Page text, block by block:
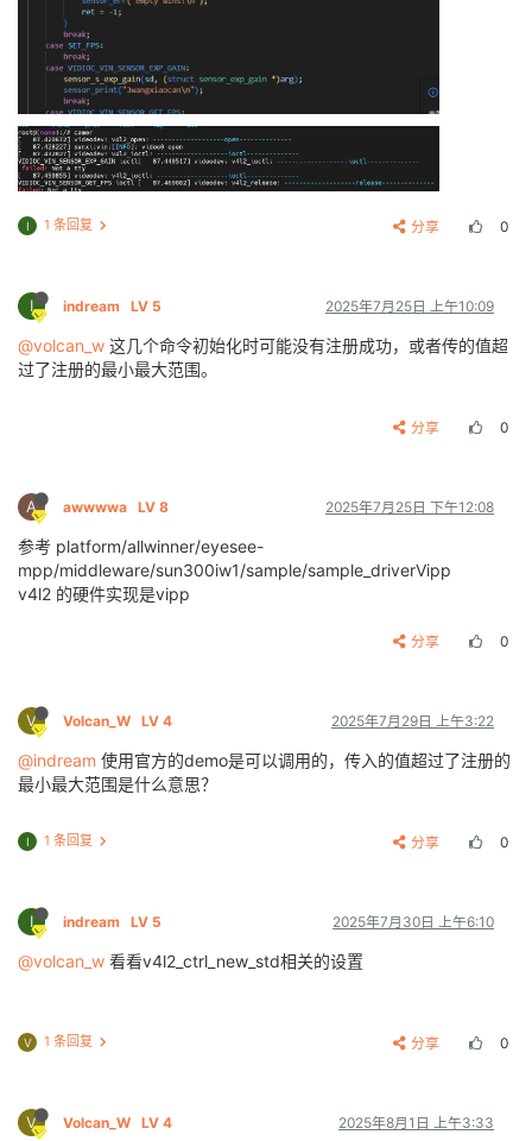
I 1 条回复 分享 0
I indream LV 5 2025年7月25日 上午10:09
@volcan_w 这几个命令初始化时可能没有注册成功，或者传的值超
过了注册的最小最大范围。
分享 0
A awwwwa LV 8 2025年7月25日 下午12:08
参考 platform/allwinner/eyesee-
mpp/middleware/sun300iw1/sample/sample_driverVipp
v4l2 的硬件实现是vipp
分享 0
V Volcan_W LV 4 2025年7月29日 上午3:22
@indream 使用官方的demo是可以调用的，传入的值超过了注册的
最小最大范围是什么意思？
I 1 条回复 分享 0
I indream LV 5 2025年7月30日 上午6:10
@volcan_w 看看v4l2_ctrl_new_std相关的设置
V 1 条回复 分享 0
V Volcan_W LV 4 2025年8月1日 上午3:33